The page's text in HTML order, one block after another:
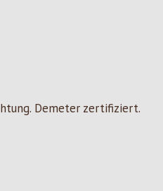
Demeter zertifiziert.